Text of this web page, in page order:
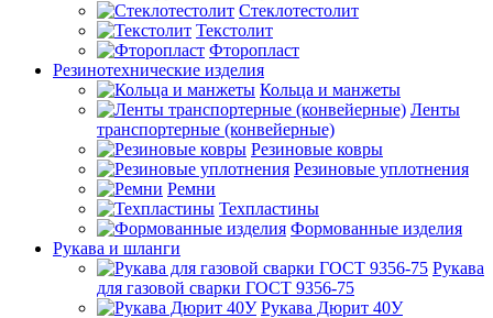
Стеклотестолит
Текстолит
Фторопласт
Резинотехнические изделия
Кольца и манжеты
Ленты
транспортерные (конвейерные)
Резиновые ковры
Резиновые уплотнения
Ремни
Техпластины
Формованные изделия
Рукава и шланги
Рукава
для газовой сварки ГОСТ 9356-75
Рукава Дюрит 40У